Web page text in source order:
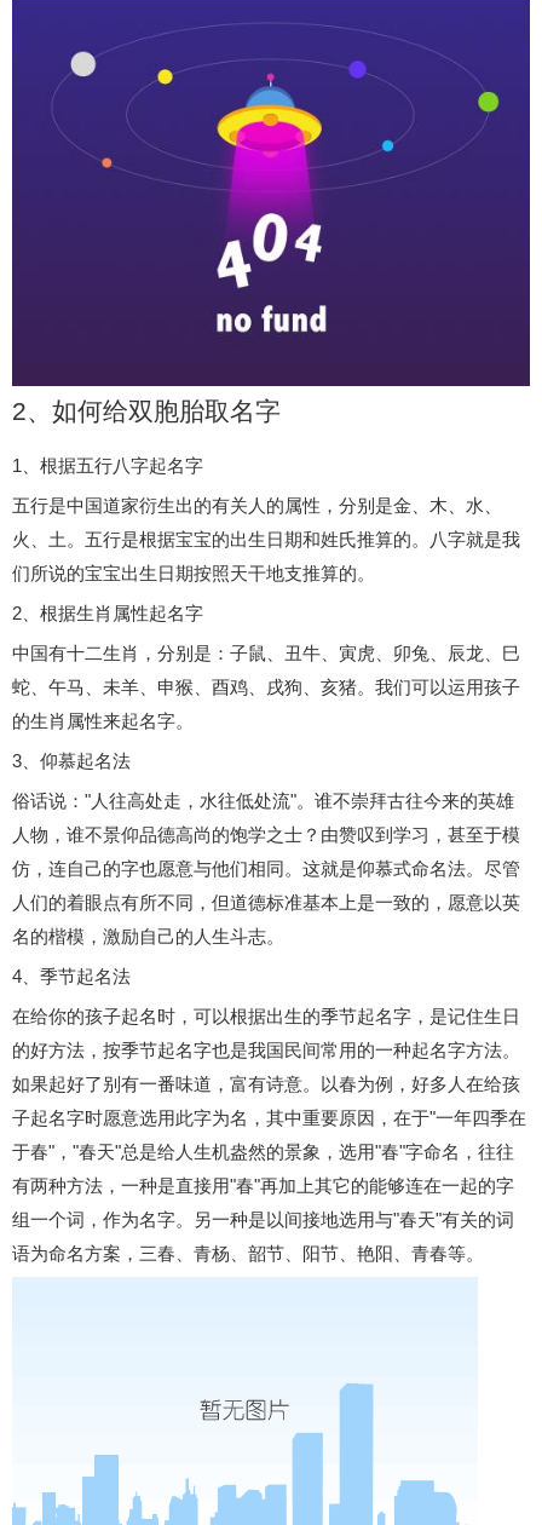
2、如何给双胞胎取名字
1、根据五行八字起名字
五行是中国道家衍生出的有关人的属性，分别是金、木、水、
火、土。五行是根据宝宝的出生日期和姓氏推算的。八字就是我
们所说的宝宝出生日期按照天干地支推算的。
2、根据生肖属性起名字
中国有十二生肖，分别是：子鼠、丑牛、寅虎、卯兔、辰龙、巳
蛇、午马、未羊、申猴、酉鸡、戌狗、亥猪。我们可以运用孩子
的生肖属性来起名字。
3、仰慕起名法
俗话说："人往高处走，水往低处流"。谁不崇拜古往今来的英雄
人物，谁不景仰品德高尚的饱学之士？由赞叹到学习，甚至于模
仿，连自己的字也愿意与他们相同。这就是仰慕式命名法。尽管
人们的着眼点有所不同，但道德标准基本上是一致的，愿意以英
名的楷模，激励自己的人生斗志。
4、季节起名法
在给你的孩子起名时，可以根据出生的季节起名字，是记住生日
的好方法，按季节起名字也是我国民间常用的一种起名字方法。
如果起好了别有一番味道，富有诗意。以春为例，好多人在给孩
子起名字时愿意选用此字为名，其中重要原因，在于"一年四季在
于春"，"春天"总是给人生机盎然的景象，选用"春"字命名，往往
有两种方法，一种是直接用"春"再加上其它的能够连在一起的字
组一个词，作为名字。另一种是以间接地选用与"春天"有关的词
语为命名方案，三春、青杨、韶节、阳节、艳阳、青春等。